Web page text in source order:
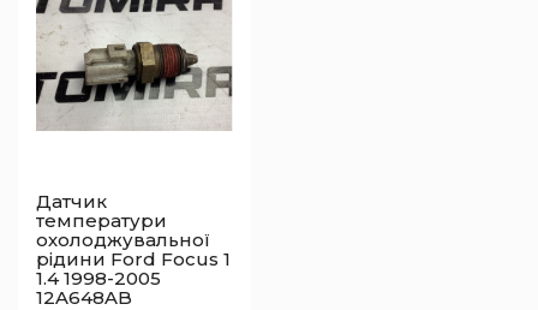
Датчик
температури
охолоджувальної
рідини Ford Focus 1
1.4 1998-2005
12A648AB